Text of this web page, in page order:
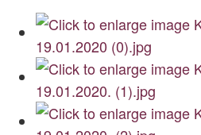
Zdjęcia
Dyrygenci
Archiwum
O nas
Statut TPChUW